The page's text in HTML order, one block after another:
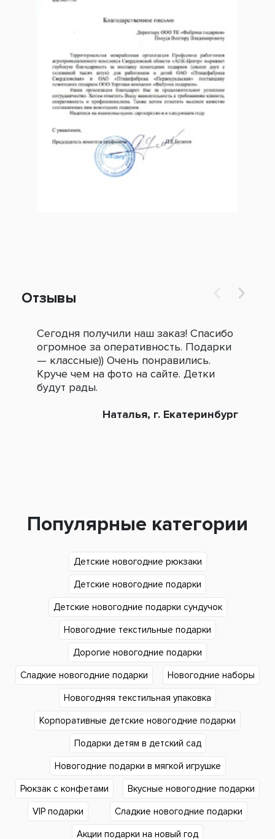
Отзывы
Сегодня получили наш заказ! Спасибо
огромное за оперативность. Подарки
— классные)) Очень понравились.
Круче чем на фото на сайте. Детки
будут рады.
Наталья, г. Екатеринбург
Популярные категории
Детские новогодние рюкзаки
Детские новогодние подарки
Детские новогодние подарки сундучок
Новогодние текстильные подарки
Дорогие новогодние подарки
Сладкие новогодние подарки Новогодние наборы
Новогодняя текстильная упаковка
Корпоративные детские новогодние подарки
Подарки детям в детский сад
Новогодние подарки в мягкой игрушке
Рюкзак с конфетами Вкусные новогодние подарки
VIP подарки Сладкие новогодние подарки
Акции подарки на новый год